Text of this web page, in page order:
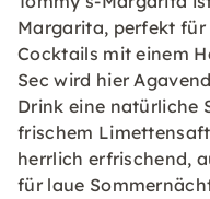
Margarita, perfekt
Cocktails mit einem
Sec wird hier
Drink eine natürliche
frischem
herrlich erfrischend,
für laue